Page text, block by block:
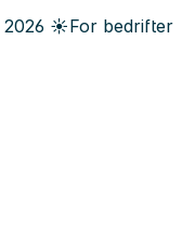
2026 ☀️For bedrifter